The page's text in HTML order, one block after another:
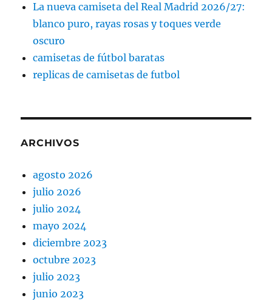
La nueva camiseta del Real Madrid 2026/27:
blanco puro, rayas rosas y toques verde
oscuro
camisetas de fútbol baratas
replicas de camisetas de futbol
ARCHIVOS
agosto 2026
julio 2026
julio 2024
mayo 2024
diciembre 2023
octubre 2023
julio 2023
junio 2023